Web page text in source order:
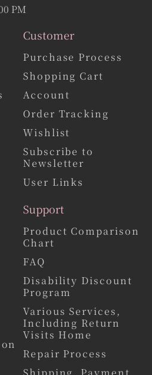
PM
Customer
Purchase Process
Shopping Cart
Account
Order Tracking
Wishlist
Subscribe to
Newsletter
User Links
Support
Product Comparison
Chart
FAQ
Disability Discount
Program
Various Services,
Including Return
Visits Home
Repair Process
Shipping, Payment